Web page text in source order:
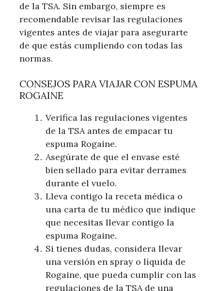
de la TSA. Sin embargo, siempre es
recomendable revisar las regulaciones
vigentes antes de viajar para asegurarte
de que estás cumpliendo con todas las
normas.
CONSEJOS PARA VIAJAR CON ESPUMA
ROGAINE
Verifica las regulaciones vigentes
de la TSA antes de empacar tu
espuma Rogaine.
Asegúrate de que el envase esté
bien sellado para evitar derrames
durante el vuelo.
Lleva contigo la receta médica o
una carta de tu médico que indique
que necesitas llevar contigo la
espuma Rogaine.
Si tienes dudas, considera llevar
una versión en spray o líquida de
Rogaine, que pueda cumplir con las
regulaciones de la TSA de una